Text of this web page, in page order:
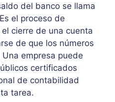
del banco se llama
el proceso de
cierre de una cuenta
de que los números
empresa puede
certificados
de contabilidad
tarea.